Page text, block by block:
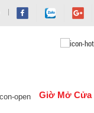
Giờ Mở Cửa